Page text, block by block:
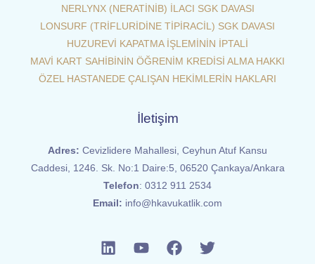
NERLYNX (NERATİNİB) İLACI SGK DAVASI
LONSURF (TRİFLURİDİNE TİPİRACİL) SGK DAVASI
HUZUREVİ KAPATMA İŞLEMİNİN İPTALİ
MAVİ KART SAHİBİNİN ÖĞRENİM KREDİSİ ALMA HAKKI
ÖZEL HASTANEDE ÇALIŞAN HEKİMLERİN HAKLARI
İletişim
Adres: Cevizlidere Mahallesi, Ceyhun Atuf Kansu
Caddesi, 1246. Sk. No:1 Daire:5, 06520 Çankaya/Ankara
Telefon: 0312 911 2534
Email: info@hkavukatlik.com